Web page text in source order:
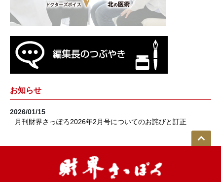
お知らせ
2026/01/15
月刊財界さっぽろ2026年2月号についてのお詫びと訂正